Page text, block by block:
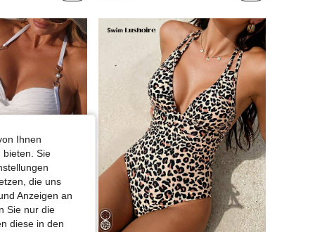
Ihnen
bieten. Sie
die uns
Anzeigen an
Sie nur die
diese in den